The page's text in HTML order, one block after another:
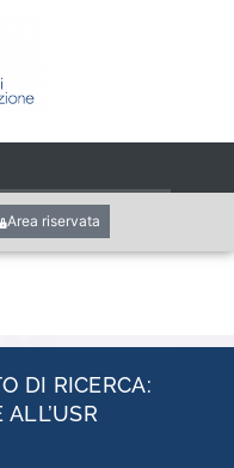
Area riservata
DI RICERCA: